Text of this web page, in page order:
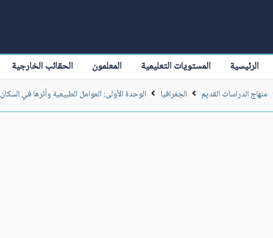
الرئيسية المستويات التعليمية المعلمون الحقائب الخارجية
منهاج الدراسات القديم الجغرافيا الوحدة الأولى: العوامل الطبيعية وأثرها في السكان